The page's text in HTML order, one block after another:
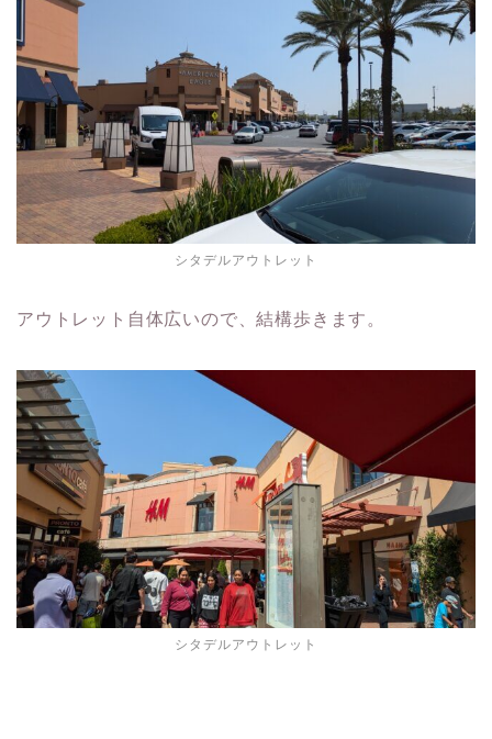
シタデルアウトレット
アウトレット自体広いので、結構歩きます。
シタデルアウトレット